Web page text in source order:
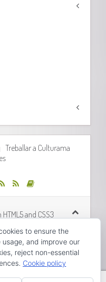
Treballar a Culturama
and CSS3
porOrix Systems
para abrir el chat.
to ensure the
and improve our
reject non-essential
Cookie policy